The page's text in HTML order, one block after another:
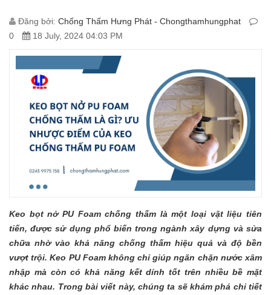
Đăng bởi: Chống Thấm Hưng Phát - Chongthamhungphat
0
18 July, 2024 04:03 PM
Keo bọt nở PU Foam chống thấm là một loại vật liệu tiên
tiến, được sử dụng phổ biến trong ngành xây dựng và sửa
chữa nhờ vào khả năng chống thấm hiệu quả và độ bền
vượt trội. Keo PU Foam không chỉ giúp ngăn chặn nước xâm
nhập mà còn có khả năng kết dính tốt trên nhiều bề mặt
khác nhau. Trong bài viết này, chúng ta sẽ khám phá chi tiết